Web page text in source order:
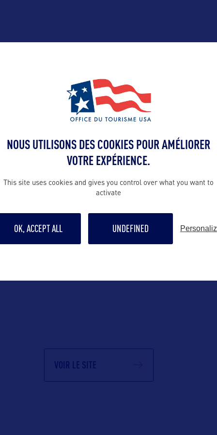
ALLEZ PLUS LOIN
DE TOURISME LOCAL
VOIR LE SITE
NOUS UTILISONS DES COOKIES POUR AMÉLIORER
VOTRE EXPÉRIENCE.
This site uses cookies and gives you control over what you want to
activate
OK, ACCEPT ALL UNDEFINED